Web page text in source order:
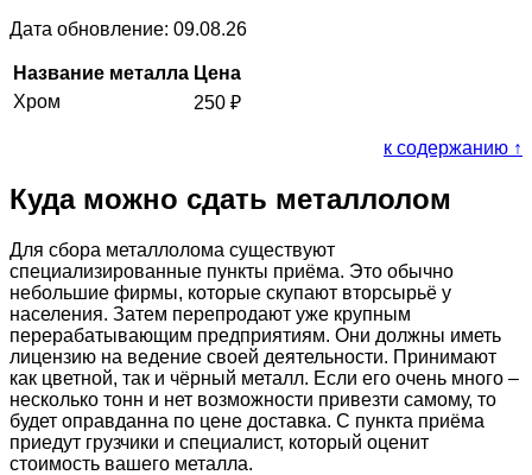
Дата обновление: 09.08.26
Название металла Цена
Хром
250 ₽
к содержанию ↑
Куда можно сдать металлолом
Для сбора металлолома существуют
специализированные пункты приёма. Это обычно
небольшие фирмы, которые скупают вторсырьё у
населения. Затем перепродают уже крупным
перерабатывающим предприятиям. Они должны иметь
лицензию на ведение своей деятельности. Принимают
как цветной, так и чёрный металл. Если его очень много –
несколько тонн и нет возможности привезти самому, то
будет оправданна по цене доставка. С пункта приёма
приедут грузчики и специалист, который оценит
стоимость вашего металла.